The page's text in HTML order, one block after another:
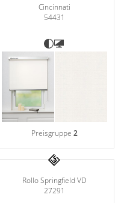
Cincinnati
54431
Preisgruppe 2
Rollo Springfield VD
27291